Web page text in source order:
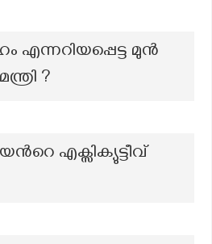
എന്നറിയപ്പെട്ട മുൻ
?
എക്സിക്യുട്ടീവ്